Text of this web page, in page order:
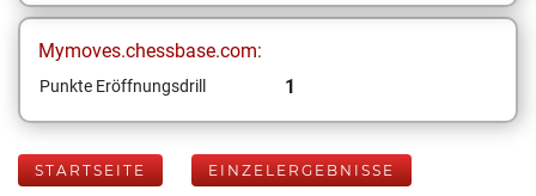
Mymoves.chessbase.com:
Punkte Eröffnungsdrill 1
STARTSEITE EINZELERGEBNISSE